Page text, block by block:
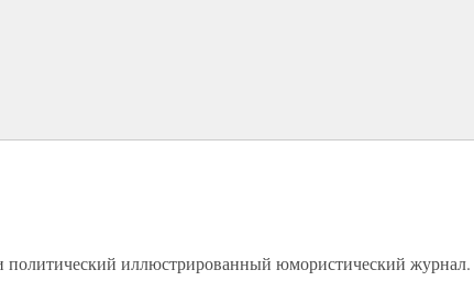
иллюстрированный юмористический журнал.